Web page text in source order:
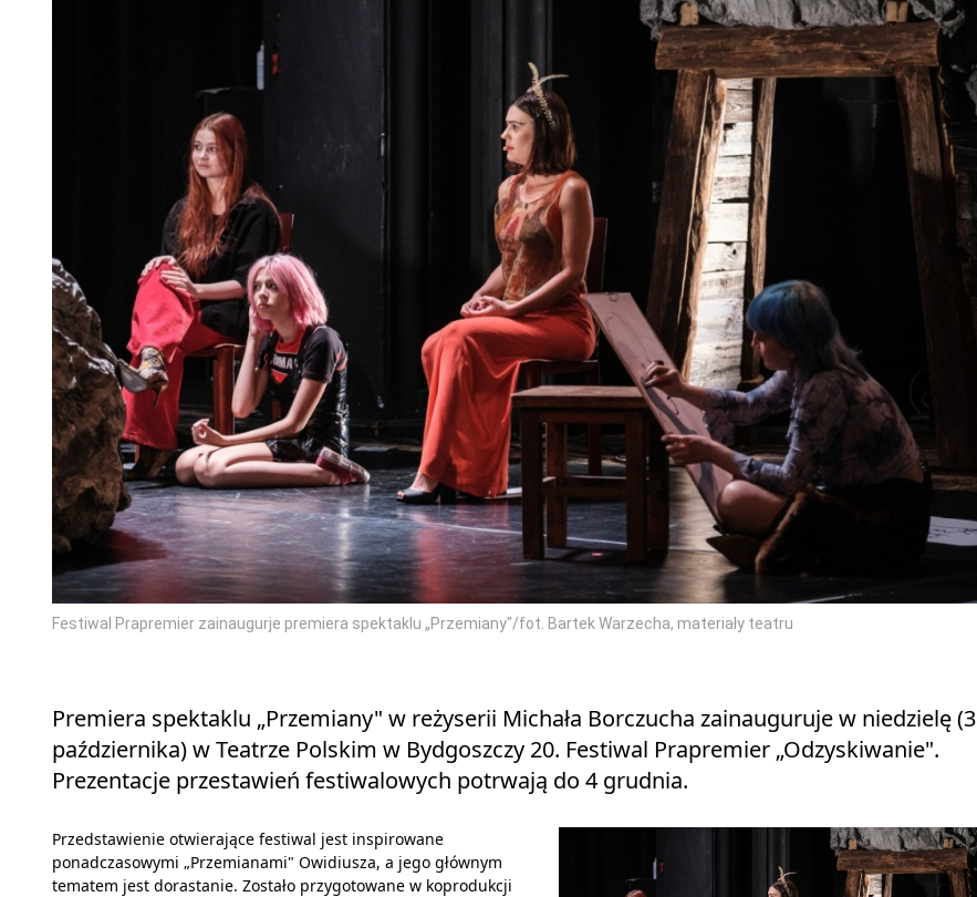
Festiwal Prapremier zainaugurje premiera spektaklu „Przemiany"/fot. Bartek Warzecha, materiały teatru
Premiera spektaklu „Przemiany" w reżyserii Michała Borczucha zainauguruje w niedzielę (3
października) w Teatrze Polskim w Bydgoszczy 20. Festiwal Prapremier „Odzyskiwanie".
Prezentacje przestawień festiwalowych potrwają do 4 grudnia.
Przedstawienie otwierające festiwal jest inspirowane
ponadczasowymi „Przemianami" Owidiusza, a jego głównym
tematem jest dorastanie. Zostało przygotowane w koprodukcji